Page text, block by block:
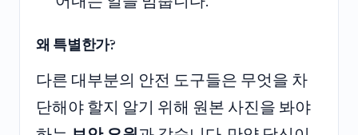
왜 특별한가?
다른 대부분의 안전 도구들은 무엇을 차
단해야 할지 알기 위해 원본 사진을 봐야